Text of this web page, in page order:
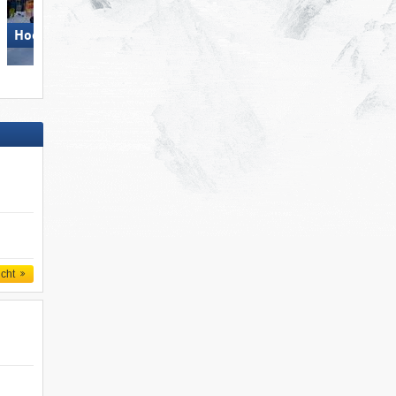
Hochficht
Skicircus Saalbach
Leogang Fieberbrunn